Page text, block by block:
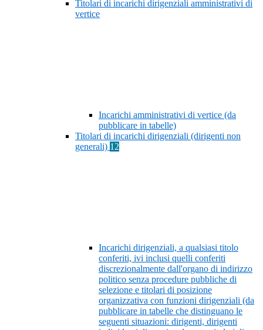
Titolari di incarichi dirigenziali amministrativi di
vertice
Incarichi amministrativi di vertice (da
pubblicare in tabelle)
Titolari di incarichi dirigenziali (dirigenti non
generali) 12
Incarichi dirigenziali, a qualsiasi titolo
conferiti, ivi inclusi quelli conferiti
discrezionalmente dall'organo di indirizzo
politico senza procedure pubbliche di
selezione e titolari di posizione
organizzativa con funzioni dirigenziali (da
pubblicare in tabelle che distinguano le
seguenti situazioni: dirigenti, dirigenti